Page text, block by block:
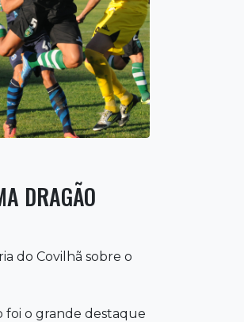
DRAGÃO
do Covilhã sobre o
foi o grande destaque